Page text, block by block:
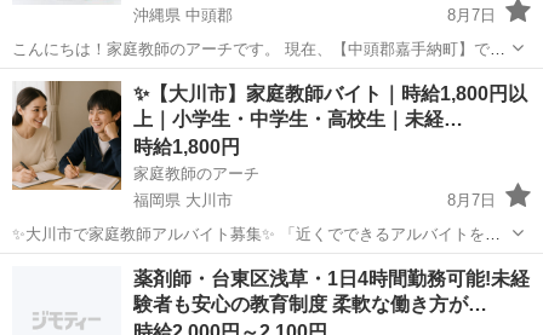
沖縄県 中頭郡
8月7日
こんにちは！家庭教師のアーチです。 現在、【中頭郡嘉手納町】で活
躍していただける家庭教師のアルバイトを募集しています。 ✔ 教育に
関わる仕事がしたい ✔ 子どもと関わるのが好き ✔ 【中頭郡嘉手納
町】で副業やWワ...
沖縄 中頭郡 家庭教師 オンライン
✨【大川市】家庭教師バイト｜時給1,800円以
上｜小学生・中学生・高校生｜未経…
時給1,800円
家庭教師のアーチ
福岡県 大川市
8月7日
✨大川市で家庭教師アルバイト募集✨ 「近くでできるアルバイトを探
している」 「大川市で家庭教師の仕事に興味がある」 「子どもの学習
をしっかりサポートしたい」 そんな方におすすめの家庭教師バイトで
大川市 家庭教師 時給
薬剤師・台東区浅草・1日4時間勤務可能!未経
験者も安心の教育制度 柔軟な働き方が…